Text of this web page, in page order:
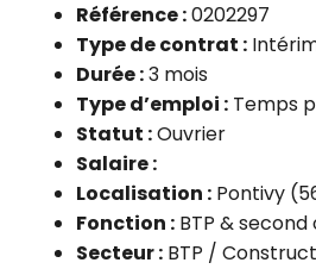
Référence :0202297
Type de contrat :
Durée :3 mois
Type d’emploi : Temps
Statut :Ouvrier
Salaire :
Localisation : Pontivy
Fonction : BTP &
Secteur : BTP /